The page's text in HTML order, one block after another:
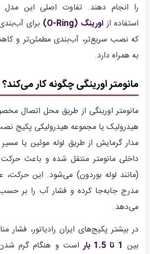
را انجام دهند. تفاوت اصلی این مدل
استفاده از اورینگ (O-Ring)
برای
که نصب سریع‌تر، آب‌بندی مطمئن‌تر و
به همراه دارد.
مانومتر اورینگی چگونه کار می‌کند؟
مانومتر اورینگی از طریق محل اتصال
هیدرولیک یا مجموعه هیدرولیکی پکیج
مدار گرمایش از طریق لوله موئین یا مسیر
داخلی مانومتر منتقل شده و باعث حرکت
(مانند لوله بوردون) می‌شود. این حرکت،
مدرج جابه‌جا کرده و فشار آب را بر
می‌دهد.
در بیشتر پکیج‌های ایران رادیاتور،
بین 1 تا 1.5 بار
است و هنگام گرم شدن